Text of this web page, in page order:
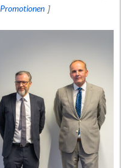
Promotionen